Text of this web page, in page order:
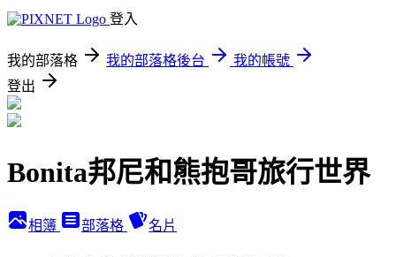
登入
我的部落格 我的部落格後台
我的帳號
登出
Bonita邦尼和熊抱哥旅行世界
相簿 部落格 名片